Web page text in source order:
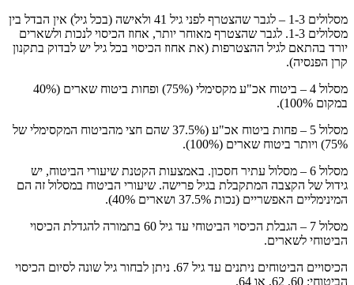
מסלולים 1-3 – לגבר שהצטרף לפני גיל 41 ולאישה (בכל גיל) אין הבדל בין
מסלולים 1-3. לגבר שהצטרף מאוחר יותר, אחוז הכיסוי לנכות ולשארים
יורד בהתאם לגיל ההצטרפות (את אחוז הכיסוי בכל גיל יש לבדוק בתקנון
קרן הפנסיה).
מסלול 4 – ביטוח אכ"ע מקסימלי (75%) ופחות ביטוח שארים (40%
במקום 100%).
מסלול 5 – פחות ביטוח אכ"ע (37.5% שהם חצי מהביטוח המקסימלי של
75%) ויותר ביטוח שארים (100%).
מסלול 6 – מסלול עתיר חסכון. באמצעות הקטנת שיעורי הביטוח, יש
גידול של הקצבה המתקבלת בגיל פרישה. שיעורי הביטוח במסלול זה הם
המינימליים האפשריים (נכות 37.5% ושארים 40%).
מסלול 7 – הגבלת הכיסוי הביטוחי עד גיל 60 בתמורה להגדלת הכיסוי
הביטוחי לשארים.
הכיסויים הביטוחים ניתנים עד גיל 67. ניתן לבחור גיל שונה לסיום הכיסוי
הביטוחי: 60, 62, או 64.